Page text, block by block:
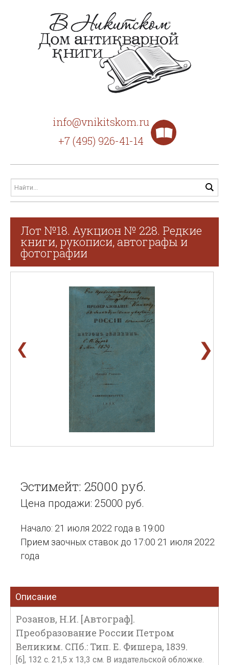
info@vnikitskom.ru
+7 (495) 926-41-14
Лот №18. Аукцион № 228. Редкие
книги, рукописи, автографы и
фотографии
❮ ❯
Эстимейт: 25000 руб.
Цена продажи: 25000 руб.
Начало: 21 июля 2022 года в 19:00
Прием заочных ставок до 17:00 21 июля 2022
года
Описание
Розанов, Н.И. [Автограф].
Преобразование России Петром
Великим. СПб.: Тип. Е. Фишера, 1839.
[6], 132 с. 21,5 х 13,3 см. В издательской обложке.